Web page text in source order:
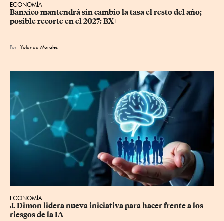
ECONOMÍA
Banxico mantendrá sin cambio la tasa el resto del año;
posible recorte en el 2027: BX+
Por Yolanda Morales
ECONOMÍA
J. Dimon lidera nueva iniciativa para hacer frente a los
riesgos de la IA